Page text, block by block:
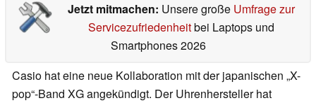
Jetzt mitmachen: Unsere große Umfrage zur
Servicezufriedenheitbei Laptops und
Smartphones 2026
Casio hat eine neue Kollaboration mit der japanischen „X-
pop“-Band XG angekündigt. Der Uhrenhersteller hat